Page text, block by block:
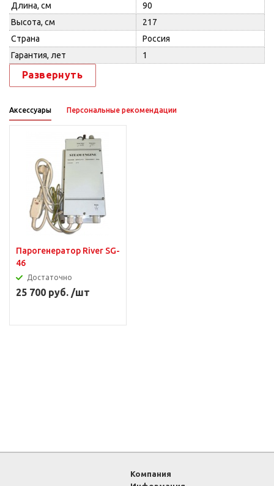
Длина, см
90
Высота, см
217
Страна
Россия
Гарантия, лет
1
Развернуть
Аксессуары Персональные рекомендации
Парогенератор River SG-
46
Достаточно
25 700 руб. /шт
Компания